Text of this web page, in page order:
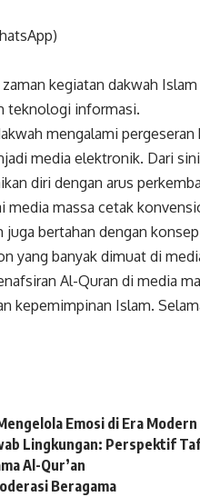
kegiatan dakwah
teknologi informasi.
mengalami
media elektronik. Dari
diri dengan arus
media massa cetak
bertahan dengan
yang banyak dimuat di
Al-Quran di media
kepemimpinan Islam.
Emosi di Era Modern
Lingkungan: Perspektif
Al-Qur’an
Beragama